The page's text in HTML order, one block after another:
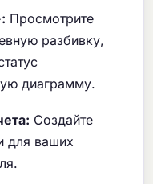
Просмотрите
разбивку,
диаграмму.
Создайте
для ваших